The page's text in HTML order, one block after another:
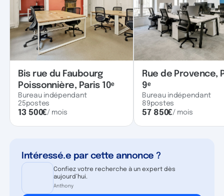
Bis rue du Faubourg
Poissonnière, Paris 10ᵉ
Bureau indépendant
25postes
13 500€/ mois
Rue de Provence,
9ᵉ
Bureau indépendant
89postes
57 850€/ mois
Intéressé.e par cette annonce ?
Confiez votre recherche à un expert dès
aujourd’hui.
Anthony